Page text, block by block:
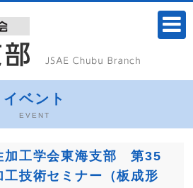
イベント
EVENT
加工学会東海支部 第35
工技術セミナー（板成形